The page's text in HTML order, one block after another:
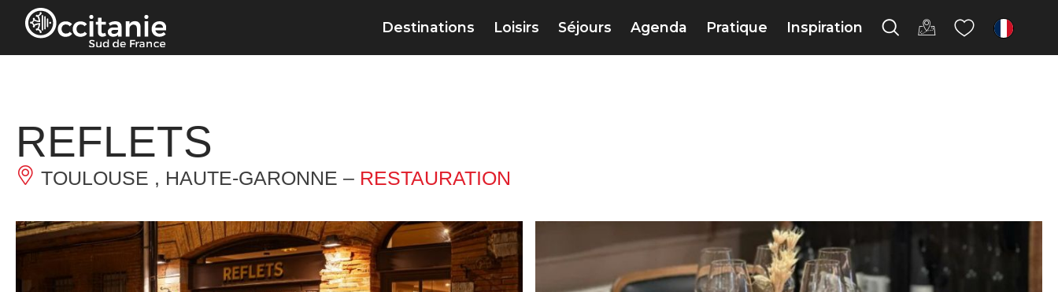
Panneau de gestion des cookies
Destinations Loisirs Séjours Agenda Pratique Inspiration fr
REFLETS
TOULOUSE , HAUTE-GARONNE – RESTAURATION